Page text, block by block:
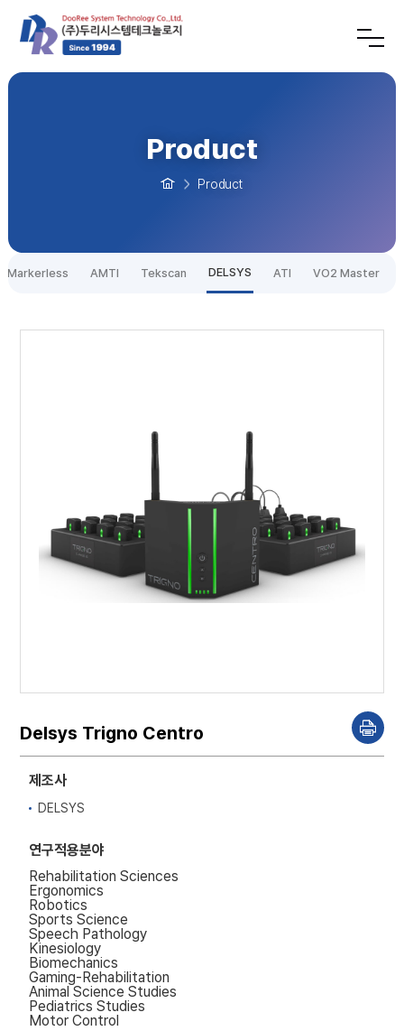
Product
Product
Markerless AMTI Tekscan DELSYS ATI VO2 Master
P
r
i
Delsys Trigno Centro
제조사
DELSYS
연구적용분야
Rehabilitation Sciences
Ergonomics
Robotics
Sports Science
Speech Pathology
Kinesiology
Biomechanics
Gaming-Rehabilitation
Animal Science Studies
Pediatrics Studies
Motor Control